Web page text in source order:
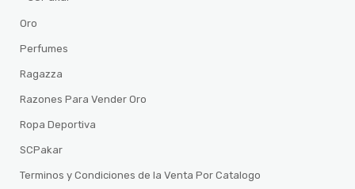
Oro
Perfumes
Ragazza
Razones Para Vender Oro
Ropa Deportiva
SCPakar
Terminos y Condiciones de la Venta Por Catalogo